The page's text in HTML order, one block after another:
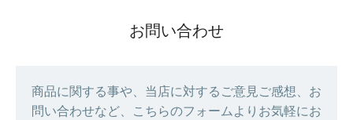
お問い合わせ
商品に関する事や、当店に対するご意見ご感想、お
問い合わせなど、こちらのフォームよりお気軽にお